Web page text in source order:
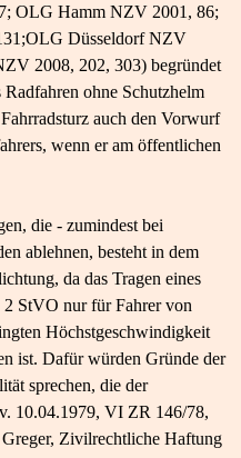
OLG Hamm NZV 2001, 86;
Düsseldorf NZV
2008, 202, 303) begründet
Radfahren ohne Schutzhelm
auch den Vorwurf
wenn er am öffentlichen
die - zumindest bei
ablehnen, besteht in dem
da das Tragen eines
2 StVO nur für Fahrer von
Höchstgeschwindigkeit
ist. Dafür würden Gründe der
sprechen, die der
10.04.1979, VI ZR 146/78,
Zivilrechtliche Haftung